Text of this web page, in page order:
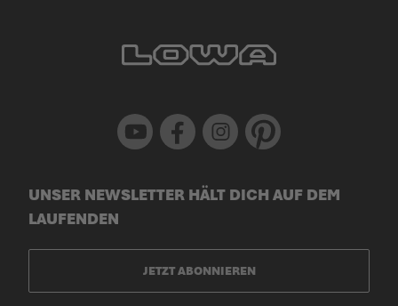
Youtube Facebook Instagram Pinterest
UNSER NEWSLETTER HÄLT DICH AUF DEM
LAUFENDEN
JETZT ABONNIEREN